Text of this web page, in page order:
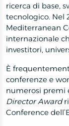
ricerca di base,
tecnologico. Nel
Mediterranean
internazionale
investitori,
È
conferenze e
numerosi premi
Director Award
Conference